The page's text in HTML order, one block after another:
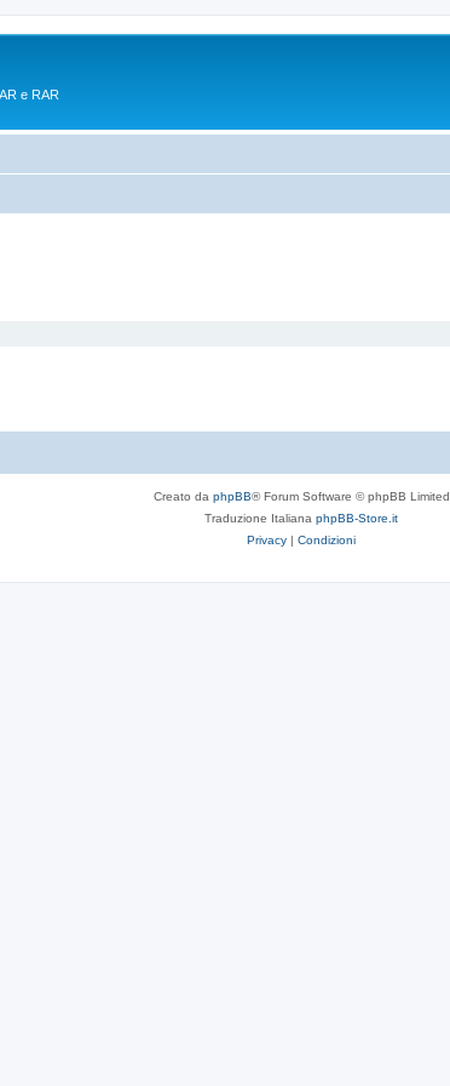
e RAR
Creato da phpBB® Forum Software © phpBB Limited
Traduzione Italiana phpBB-Store.it
Privacy | Condizioni